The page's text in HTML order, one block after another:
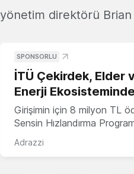
yönetim direktörü
SPONSORLU
İTÜ Çekirdek, Elder
Enerji
Girişimin için 8 milyon TL
Sensin Hızlandırma
Adrazzi